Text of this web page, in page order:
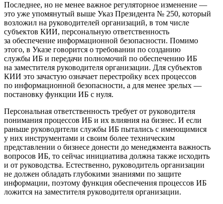
Последнее, но не менее важное регуляторное изменение —
это уже упомянутый выше Указ Президента № 250, который
возложил на руководителей организаций, в том числе
субъектов КИИ, персональную ответственность
за обеспечение информационной безопасности. Помимо
этого, в Указе говорится о требовании по созданию
службы ИБ и передачи полномочий по обеспечению ИБ
на заместителя руководителя организации. Для субъектов
КИИ это зачастую означает перестройку всех процессов
по информационной безопасности, а для менее зрелых —
постановку функции ИБ с нуля.
Персональная ответственность требует от руководителя
понимания процессов ИБ и их влияния на бизнес. И если
раньше руководители службы ИБ пытались с имеющимися
у них инструментами и своим более техническим
представлении о бизнесе донести до менеджмента важность
вопросов ИБ, то сейчас инициатива должна также исходить
и от руководства. Естественно, руководитель организации
не должен обладать глубокими знаниями по защите
информации, поэтому функция обеспечения процессов ИБ
ложится на заместителя руководителя организации.